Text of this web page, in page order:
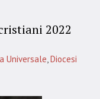
2022
Universale Diocesi